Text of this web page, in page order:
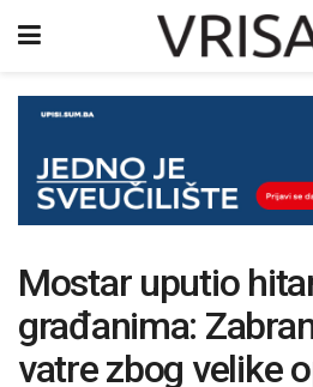
Mostar uputio
građanima:
vatre zbog velike